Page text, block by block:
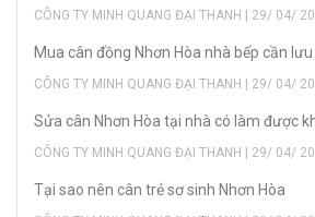
CÔNG TY MINH QUANG ĐẠI THANH | 29/ 04/
Mua cân đồng Nhơn Hòa nhà bếp cần
CÔNG TY MINH QUANG ĐẠI THANH | 29/ 04/
Sửa cân Nhơn Hòa tại nhà có làm được
CÔNG TY MINH QUANG ĐẠI THANH | 29/ 04/
Tại sao nên cân trẻ sơ sinh Nhơn Hòa